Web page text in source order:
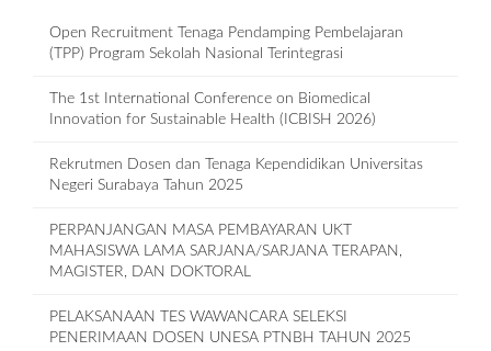
Open Recruitment Tenaga Pendamping Pembelajaran
(TPP) Program Sekolah Nasional Terintegrasi
The 1st International Conference on Biomedical
Innovation for Sustainable Health (ICBISH 2026)
Rekrutmen Dosen dan Tenaga Kependidikan Universitas
Negeri Surabaya Tahun 2025
PERPANJANGAN MASA PEMBAYARAN UKT
MAHASISWA LAMA SARJANA/SARJANA TERAPAN,
MAGISTER, DAN DOKTORAL
PELAKSANAAN TES WAWANCARA SELEKSI
PENERIMAAN DOSEN UNESA PTNBH TAHUN 2025